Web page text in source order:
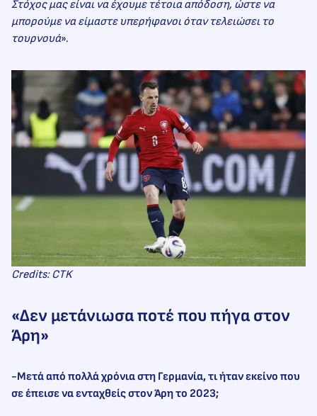
Στόχος μας είναι να έχουμε τέτοια απόδοση, ώστε να
μπορούμε να είμαστε υπερήφανοι όταν τελειώσει το
τουρνουά».
Credits: CTK
«Δεν μετάνιωσα ποτέ που πήγα στον
Άρη»
-Μετά από πολλά χρόνια στη Γερμανία, τι ήταν εκείνο που
σε έπεισε να ενταχθείς στον Άρη το 2023;